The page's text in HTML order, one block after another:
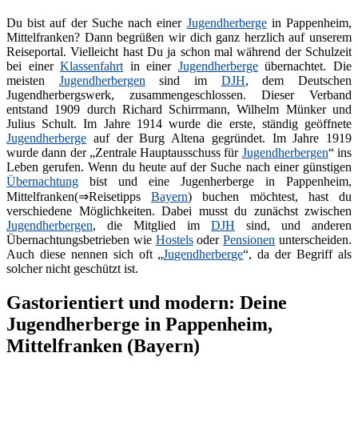
Du bist auf der Suche nach einer Jugendherbergein Pappenheim,
Mittelfranken? Dann begrüßen wir dich ganz herzlich auf unserem
Reiseportal. Vielleicht hast Du ja schon mal während der Schulzeit
bei einerKlassenfahrt in einer Jugendherbergeübernachtet. Die
meisten Jugendherbergen sind im DJH, dem Deutschen
Jugendherbergswerk, zusammengeschlossen. Dieser Verband
entstand 1909 durch Richard Schirrmann, Wilhelm Münker und
Julius Schult. Im Jahre 1914 wurde die erste, ständig geöffnete
Jugendherberge auf der Burg Altena gegründet. Im Jahre 1919
wurde dann der „Zentrale Hauptausschuss für Jugendherbergen“ ins
Leben gerufen. Wenn du heute auf der Suche nach einer günstigen
Übernachtung bist und eine Jugenherberge in Pappenheim,
Mittelfranken(⇒ReisetippsBayern) buchen möchtest, hast du
verschiedene Möglichkeiten. Dabei musst du zunächst zwischen
Jugendherbergen, die Mitglied im DJH sind, und anderen
Übernachtungsbetrieben wie HostelsoderPensionen unterscheiden.
Auch diese nennen sich oft „Jugendherberge“, da der Begriff als
solcher nicht geschützt ist.
Gastorientiert und modern: Deine
Jugendherberge in Pappenheim,
Mittelfranken (Bayern)